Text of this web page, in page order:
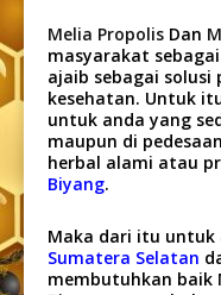
Melia Propolis Dan
masyarakat
ajaib sebagai solusi
kesehatan. Untuk
untuk anda yang
maupun di
herbal alami atau
Biyang.
Maka dari itu untuk
Sumatera Selatan
membutuhkan baik